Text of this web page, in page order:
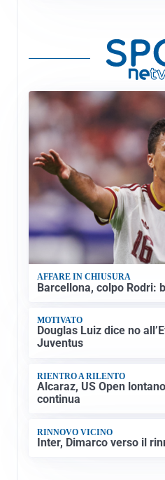
AFFARE IN CHIUSURA
Barcellona, colpo Rodri:
MOTIVATO
Douglas Luiz dice no
Juventus
RIENTRO A RILENTO
Alcaraz, US Open
continua
RINNOVO VICINO
Inter, Dimarco verso il